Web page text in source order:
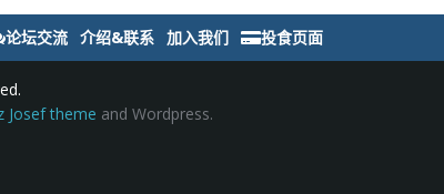
论坛交流 介绍&联系 加入我们 投食页面
Josef theme and Wordpress.